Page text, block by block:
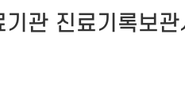
기관 진료기록보